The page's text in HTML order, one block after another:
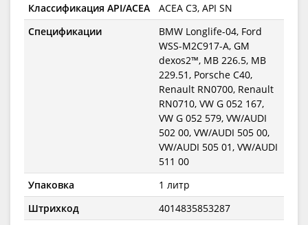
Классификация API/ACEA
ACEA C3, API SN
Спецификации
BMW Longlife-04, Ford
WSS-M2C917-A, GM
dexos2™, MB 226.5, MB
229.51, Porsche C40,
Renault RN0700, Renault
RN0710, VW G 052 167,
VW G 052 579, VW/AUDI
502 00, VW/AUDI 505 00,
VW/AUDI 505 01, VW/AUDI
511 00
Упаковка
1 литр
Штрихкод
4014835853287